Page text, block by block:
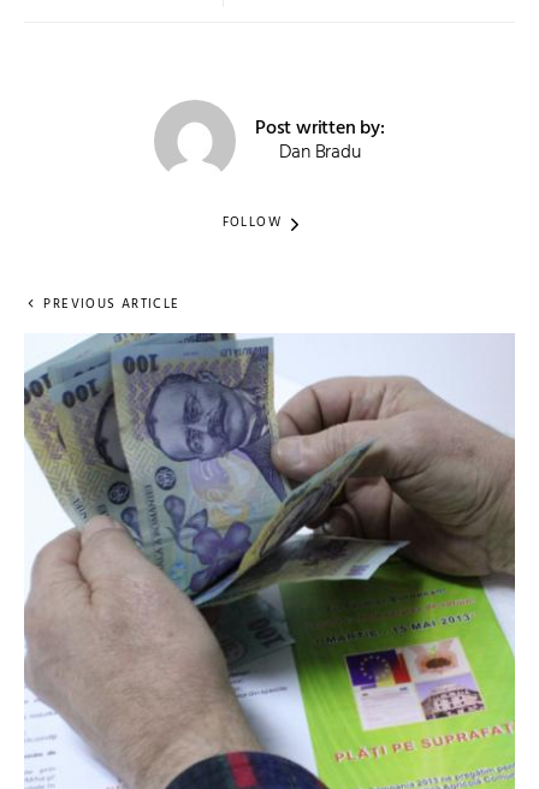
Post written by:
Dan Bradu
FOLLOW
PREVIOUS ARTICLE